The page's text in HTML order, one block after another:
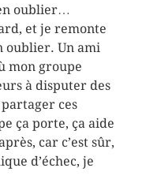
oublier…
et je remonte
oublier. Un ami
mon groupe
à disputer des
ces
ça porte, ça aide
car c’est sûr,
d’échec, je